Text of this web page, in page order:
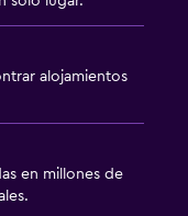
alojamientos
en millones de